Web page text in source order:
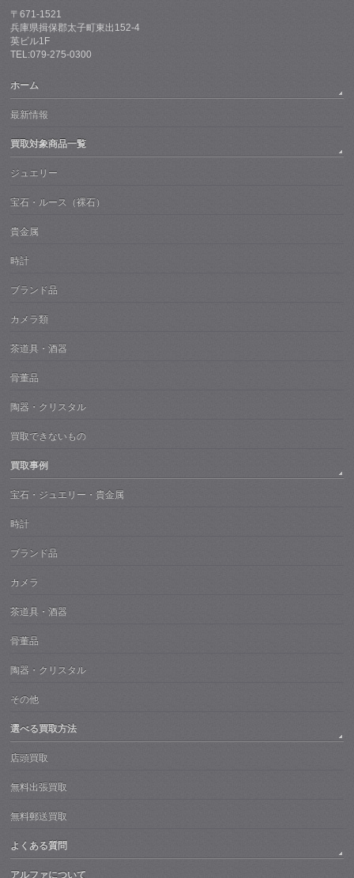
〒671-1521
兵庫県揖保郡太子町東出152-4
英ビル1F
TEL:079-275-0300
ホーム
最新情報
買取対象商品一覧
ジュエリー
宝石・ルース（裸石）
貴金属
時計
ブランド品
カメラ類
茶道具・酒器
骨董品
陶器・クリスタル
買取できないもの
買取事例
宝石・ジュエリー・貴金属
時計
ブランド品
カメラ
茶道具・酒器
骨董品
陶器・クリスタル
その他
選べる買取方法
店頭買取
無料出張買取
無料郵送買取
よくある質問
アルファについて